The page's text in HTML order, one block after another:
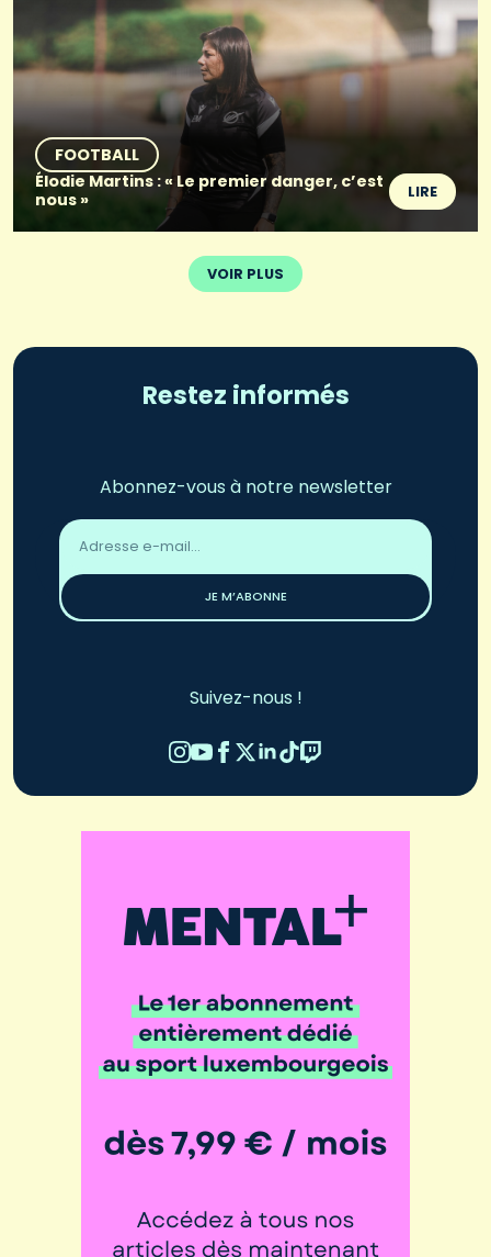
FOOTBALL
Élodie Martins : « Le premier danger, c’est
nous »
LIRE
VOIR PLUS
Restez informés
Abonnez-vous à notre newsletter
Adresse
email
JE M’ABONNE
Suivez-nous !